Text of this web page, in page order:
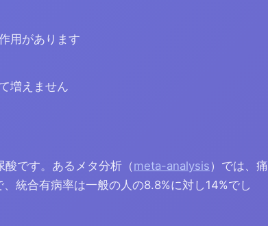
用があります
増えません
です。あるメタ分析（ meta-analysis ）では、痛
統合有病率は一般の人の8.8%に対し14%でし